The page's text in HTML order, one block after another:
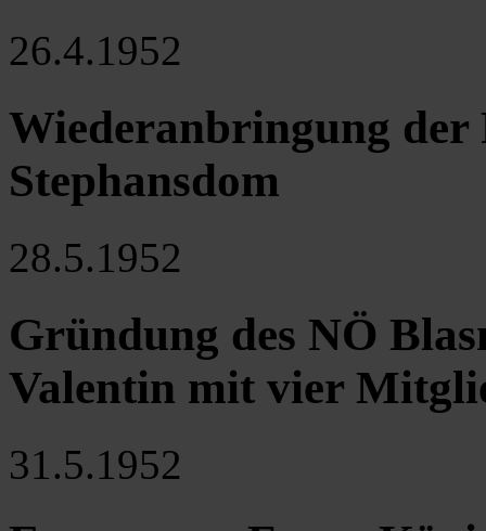
26.4.1952
Wiederanbringung der
Stephansdom
28.5.1952
Gründung des NÖ
Valentin mit vier
31.5.1952